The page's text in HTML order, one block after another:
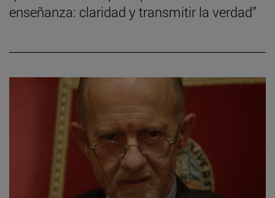
enseñanza: claridad y transmitir la verdad”